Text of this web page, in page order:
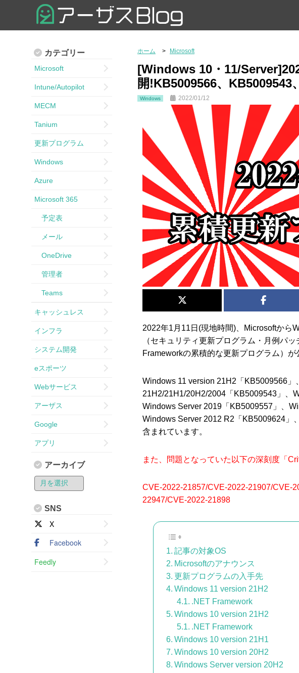
ホーム Microsoft
[Windows 10・11/
開!KB5009566、
Windows 2022/01/12
2022年1月11日(現地時間)、Microsoftから
（セキュリティ更新プログラム・月例パ
Frameworkの累積的な更新プログラム）が
Windows 11 version 21H2「KB5009566」
21H2/21H1/20H2/2004「KB5009543」、
Windows Server 2019「KB5009557」、
Windows Server 2012 R2「KB5009624」
含まれています。
また、問題となっていた以下の深刻度「
CVE-2022-21857/CVE-2022-21907/CVE-
22947/CVE-2022-21898
記事の対象OS
Microsoftのアナウンス
更新プログラムの入手先
Windows 11 version 21H2
.NET Framework
Windows 10 version 21H2
.NET Framework
Windows 10 version 21H1
Windows 10 version 20H2
Windows Server version 20H2
カテゴリー
Microsoft
Intune/Autopilot
MECM
Tanium
更新プログラム
Windows
Azure
Microsoft 365
予定表
メール
OneDrive
管理者
Teams
キャッシュレス
インフラ
システム開発
eスポーツ
Webサービス
アーザス
Google
アプリ
アーカイブ
SNS
X
Facebook
Feedly